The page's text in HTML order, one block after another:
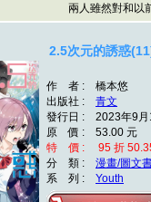
兩人雖然對和以
2.5次元的誘惑
作 者 : 橋本悠
出版社 : 青文
發行日 : 2023年9月
原 價 : 53.00 元
特 價 : 95 折
分 類 : 漫畫/圖文
系 列 : Youth